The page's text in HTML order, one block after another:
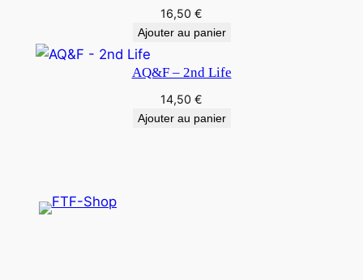
16,50 €
Ajouter au panier
AQ&F – 2nd Life
14,50 €
Ajouter au panier